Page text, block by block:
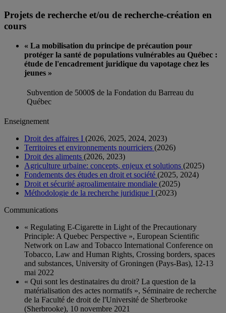
Projets de recherche et/ou de recherche-création en
cours
« La mobilisation du principe de précaution pour
protéger la santé de populations vulnérables au Québec :
étude de l'encadrement juridique du vapotage chez les
jeunes »
Subvention de 5000$ de la Fondation du Barreau du
Québec
Enseignement
Droit des affaires I (2026, 2025, 2024, 2023)
Territoires et environnements nourriciers (2026)
Droit des aliments (2026, 2023)
Agriculture urbaine: concepts, enjeux et solutions (2025)
Fondements des études en droit et société (2025, 2024)
Droit et sécurité agroalimentaire mondiale (2025)
Méthodologie de la recherche juridique I (2023)
Communications
« Regulating E-Cigarette in Light of the Precautionary
Principle: A Quebec Perspective », European Scientific
Network on Law and Tobacco International Conference on
Tobacco, Law and Human Rights, Crossing borders, spaces
and substances, University of Groningen (Pays-Bas), 12-13
mai 2022
« Qui sont les destinataires du droit? La question de la
matérialisation des actes normatifs », Séminaire de recherche
de la Faculté de droit de l'Université de Sherbrooke
(Sherbrooke), 10 novembre 2021